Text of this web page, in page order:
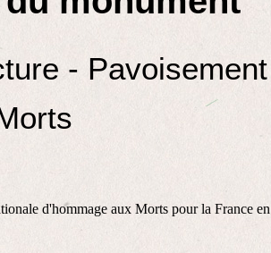
-
d'hommage aux Morts pour la France en